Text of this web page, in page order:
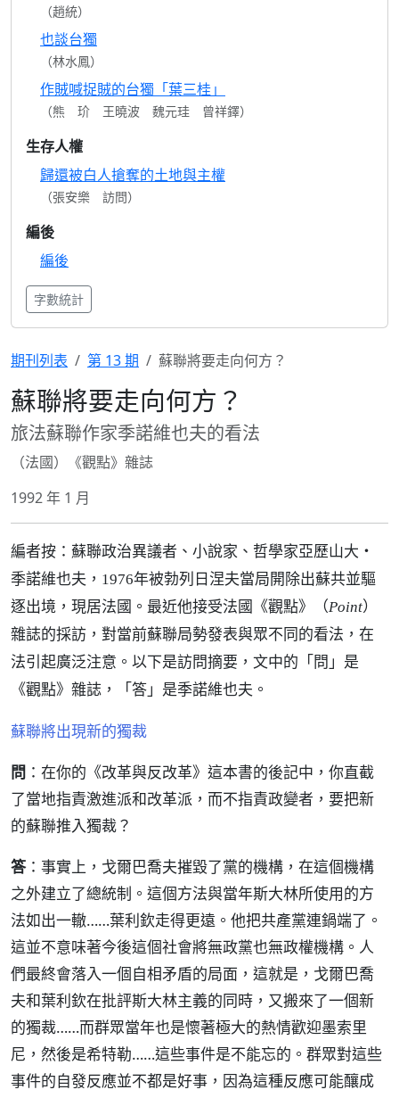
（趙統）
也談台獨
（林水鳳）
作賊喊捉賊的台獨「葉三桂」
（熊 玠 王曉波 魏元珪 曾祥鐸）
生存人權
歸還被白人搶奪的土地與主權
（張安樂 訪問）
編後
編後
字數統計
期刊列表 第 13 期 蘇聯將要走向何方？
蘇聯將要走向何方？
旅法蘇聯作家季諾維也夫的看法
（法國）《觀點》雜誌
1992 年 1 月
編者按：蘇聯政治異議者、小說家、哲學家亞歷山大‧
季諾維也夫，1976年被勃列日涅夫當局開除出蘇共並驅
逐出境，現居法國。最近他接受法國《觀點》（Point）
雜誌的採訪，對當前蘇聯局勢發表與眾不同的看法，在
法引起廣泛注意。以下是訪問摘要，文中的「問」是
《觀點》雜誌，「答」是季諾維也夫。
蘇聯將出現新的獨裁
問 ：在你的《改革與反改革》這本書的後記中，你直截
了當地指責激進派和改革派，而不指責政變者，要把新
的蘇聯推入獨裁？
答：事實上，戈爾巴喬夫摧毀了黨的機構，在這個機構
之外建立了總統制。這個方法與當年斯大林所使用的方
法如出一轍……葉利欽走得更遠。他把共產黨連鍋端了。
這並不意味著今後這個社會將無政黨也無政權機構。人
們最終會落入一個自相矛盾的局面，這就是，戈爾巴喬
夫和葉利欽在批評斯大林主義的同時，又搬來了一個新
的獨裁……而群眾當年也是懷著極大的熱情歡迎墨索里
尼，然後是希特勒……這些事件是不能忘的。群眾對這些
事件的自發反應並不都是好事，因為這種反應可能釀成